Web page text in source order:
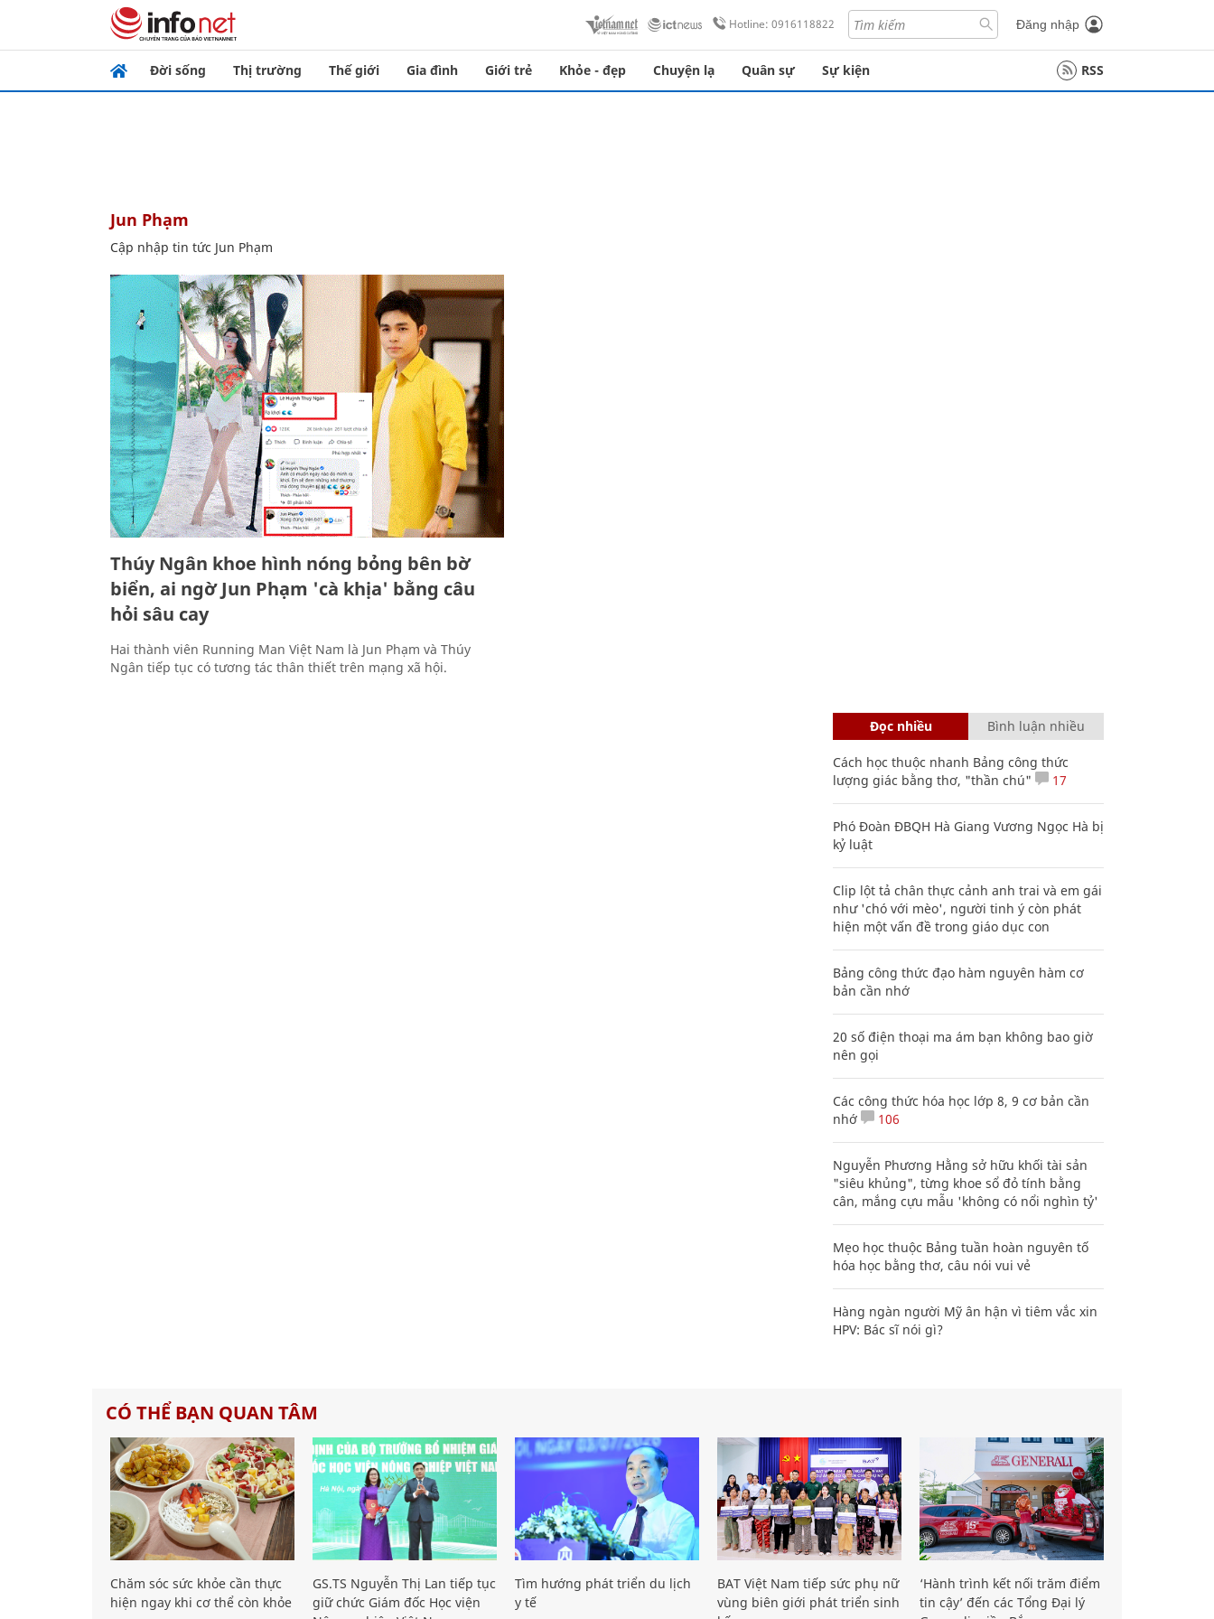
Hotline: 0916118822 Đăng nhập
Đời sống Thị trường Thế giới Gia đình Giới trẻ Khỏe - đẹp Chuyện lạ Quân sự Sự kiện RSS
Jun Phạm
Cập nhập tin tức Jun Phạm
Thúy Ngân khoe hình nóng bỏng bên bờ
biển, ai ngờ Jun Phạm 'cà khịa' bằng câu
hỏi sâu cay
Hai thành viên Running Man Việt Nam là Jun Phạm và Thúy
Ngân tiếp tục có tương tác thân thiết trên mạng xã hội.
Đọc nhiều Bình luận nhiều
Cách học thuộc nhanh Bảng công thức
lượng giác bằng thơ, "thần chú"
17
Phó Đoàn ĐBQH Hà Giang Vương Ngọc Hà bị
kỷ luật
Clip lột tả chân thực cảnh anh trai và em gái
như 'chó với mèo', người tinh ý còn phát
hiện một vấn đề trong giáo dục con
Bảng công thức đạo hàm nguyên hàm cơ
bản cần nhớ
20 số điện thoại ma ám bạn không bao giờ
nên gọi
Các công thức hóa học lớp 8, 9 cơ bản cần
nhớ
106
Nguyễn Phương Hằng sở hữu khối tài sản
"siêu khủng", từng khoe sổ đỏ tính bằng
cân, mắng cựu mẫu 'không có nổi nghìn tỷ'
Mẹo học thuộc Bảng tuần hoàn nguyên tố
hóa học bằng thơ, câu nói vui vẻ
Hàng ngàn người Mỹ ân hận vì tiêm vắc xin
HPV: Bác sĩ nói gì?
CÓ THỂ BẠN QUAN TÂM
Chăm sóc sức khỏe cần thực
hiện ngay khi cơ thể còn khỏe
GS.TS Nguyễn Thị Lan tiếp tục
giữ chức Giám đốc Học viện
Tìm hướng phát triển du lịch
y tế
BAT Việt Nam tiếp sức phụ nữ
vùng biên giới phát triển sinh
‘Hành trình kết nối trăm điểm
tin cậy’ đến các Tổng Đại lý